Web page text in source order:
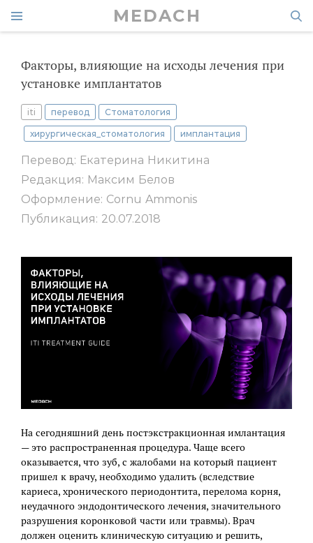
MEDACH
Факторы, влияющие на исходы лечения при
установке имплантатов
iti перевод Стоматология
хирургическая_стоматология имплантация
Перевод: Екатерина Никитина
Редакция: Максим Белов
Оформление: Cornu Ammonis
Публикация: 20.07.2018
На сегодняшний день постэкстракционная имлантация
— это распространенная процедура. Чаще всего
оказывается, что зуб, с жалобами на который пациент
пришел к врачу, необходимо удалить (вследствие
кариеса, хронического периодонтита, перелома корня,
неудачного эндодонтического лечения, значительного
разрушения коронковой части или травмы). Врач
должен оценить клиническую ситуацию и решить,